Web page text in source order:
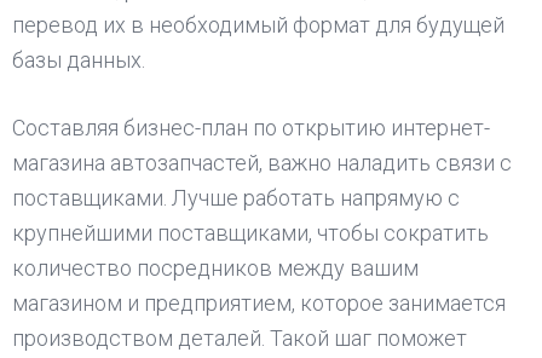
перевод их в необходимый формат для будущей
базы данных.
Составляя бизнес-план по открытию интернет-
магазина автозапчастей, важно наладить связи с
поставщиками. Лучше работать напрямую с
крупнейшими поставщиками, чтобы сократить
количество посредников между вашим
магазином и предприятием, которое занимается
производством деталей. Такой шаг поможет